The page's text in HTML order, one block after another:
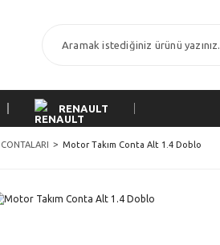
RENAULT
Motor Takım Conta Alt 1.4 Doblo